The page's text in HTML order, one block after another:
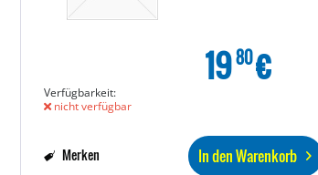
1980€
Verfügbarkeit:
nicht verfügbar
In den Warenkorb
Merken